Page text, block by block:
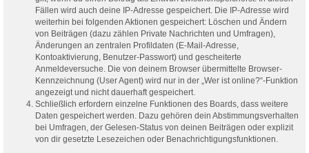
Fällen wird auch deine IP-Adresse gespeichert. Die IP-Adresse wird
weiterhin bei folgenden Aktionen gespeichert: Löschen und Ändern
von Beiträgen (dazu zählen Private Nachrichten und Umfragen),
Änderungen an zentralen Profildaten (E-Mail-Adresse,
Kontoaktivierung, Benutzer-Passwort) und gescheiterte
Anmeldeversuche. Die von deinem Browser übermittelte Browser-
Kennzeichnung (User Agent) wird nur in der „Wer ist online?“-Funktion
angezeigt und nicht dauerhaft gespeichert.
Schließlich erfordern einzelne Funktionen des Boards, dass weitere
Daten gespeichert werden. Dazu gehören dein Abstimmungsverhalten
bei Umfragen, der Gelesen-Status von deinen Beiträgen oder explizit
von dir gesetzte Lesezeichen oder Benachrichtigungsfunktionen.